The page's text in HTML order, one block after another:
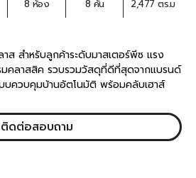
8 ห้อง 8 คัน 2,477 ตร.ม
ส สำหรับลูกค้าระดับมาสเตอร์พีซ แรง
มคลาสสิค รวบรวมวัสดุที่ดีที่สุดจากแบรนด์
บควบคุมบ้านอัตโนมัติ พร้อมคลับเฮาส์
ติดต่อสอบถาม